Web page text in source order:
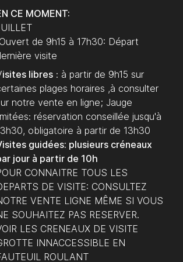
CE MOMENT:
de 9h15 à 17h30: Départ
visite
isites libres: à partir de 9h15 sur
plages horaires ,à consulter
notre vente en ligne; Jauge
réservation conseillée jusqu'à
obligatoire à partir de 13h30
guidées: plusieurs créneaux
jour à partir de 10h
CONNAITRE TOUS LES
DE VISITE: CONSULTEZ
VENTE LIGNE MÊME SI VOUS
SOUHAITEZ PAS RESERVER.
LES CRENEAUX DE VISITE
INNACCESSIBLE EN
ROULANT